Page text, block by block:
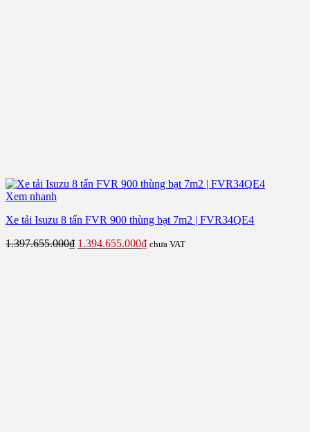
Xem nhanh
Xe tải Isuzu 8 tấn FVR 900 thùng bạt 7m2 | FVR34QE4
1.397.655.000₫ Giá
1.394.655.000₫Giá
chưa VAT